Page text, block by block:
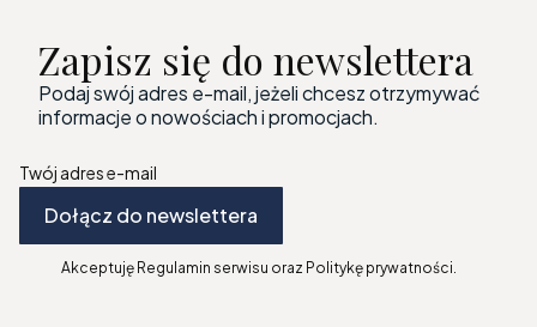
Zapisz się do newslettera
Podaj swój adres e-mail, jeżeli chcesz otrzymywać
informacje o nowościach i promocjach.
Twój adres e-mail
Dołącz do newslettera
Akceptuję Regulamin serwisu oraz Politykę prywatności.